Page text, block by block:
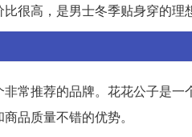
很高，是男士冬季贴身穿的理
常推荐的品牌。花花公子是
品质量不错的优势。